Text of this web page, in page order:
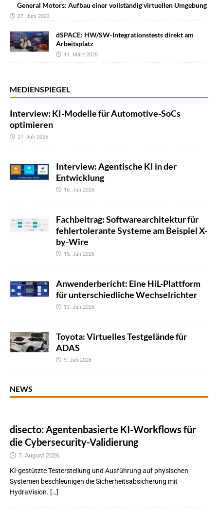
General Motors: Aufbau einer vollständig virtuellen Umgebung
27. Juni 2023
dSPACE: HW/SW-Integrationstests direkt am
Arbeitsplatz
11. März 2025
MEDIENSPIEGEL
Interview: KI-Modelle für Automotive-SoCs
optimieren
27. Juli 2026
Interview: Agentische KI in der
Entwicklung
16. Juli 2026
Fachbeitrag: Softwarearchitektur für
fehlertolerante Systeme am Beispiel X-
by-Wire
15. Juli 2026
Anwenderbericht: Eine HiL-Plattform
für unterschiedliche Wechselrichter
13. Juli 2026
Toyota: Virtuelles Testgelände für
ADAS
9. Juli 2026
NEWS
disecto: Agentenbasierte KI-Workflows für
die Cybersecurity-Validierung
7. August 2026
KI-gestützte Testerstellung und Ausführung auf physischen
Systemen beschleunigen die Sicherheitsabsicherung mit
HydraVision. […]